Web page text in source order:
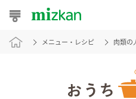
おうちレシピ
メニュー・レシピ 肉類の